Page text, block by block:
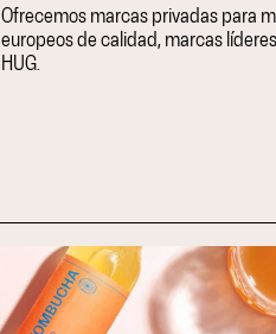
Ofrecemos marcas privadas para
europeos de calidad, marcas
HUG.